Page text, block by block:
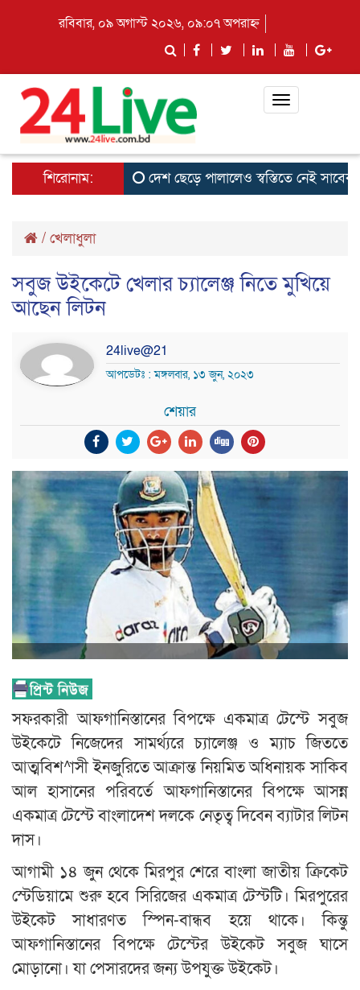
রবিবার, ০৯ অগাস্ট ২০২৬, ০৯:০৭ অপরাহ্ন
Toggle
শিরোনাম: দেশ ছেড়ে পালালেও স্বস্তিতে নেই সাবেক
/ খেলাধুলা
সবুজ উইকেটে খেলার চ্যালেঞ্জ নিতে মুখিয়ে
আছেন লিটন
24live@21
আপডেটঃ : মঙ্গলবার, ১৩ জুন, ২০২৩
শেয়ার
সফরকারী আফগানিস্তানের বিপক্ষে একমাত্র টেস্টে সবুজ
উইকেটে নিজেদের সামর্থ্যরে চ্যালেঞ্জ ও ম্যাচ জিততে
আত্মবিশ^াসী ইনজুরিতে আক্রান্ত নিয়মিত অধিনায়ক সাকিব
আল হাসানের পরিবর্তে আফগানিস্তানের বিপক্ষে আসন্ন
একমাত্র টেস্টে বাংলাদেশ দলকে নেতৃত্ব দিবেন ব্যাটার লিটন
দাস।
আগামী ১৪ জুন থেকে মিরপুর শেরে বাংলা জাতীয় ক্রিকেট
স্টেডিয়ামে শুরু হবে সিরিজের একমাত্র টেস্টটি। মিরপুরের
উইকেট সাধারণত স্পিন-বান্ধব হয়ে থাকে। কিন্তু
আফগানিস্তানের বিপক্ষে টেস্টের উইকেট সবুজ ঘাসে
মোড়ানো। যা পেসারদের জন্য উপযুক্ত উইকেট।